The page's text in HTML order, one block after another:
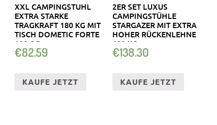
XXL CAMPINGSTUHL
EXTRA STARKE
TRAGKRAFT 180 KG MIT
TISCH DOMETIC FORTE
180 OR…
€82.59
KAUFE JETZT
2ER SET LUXUS
CAMPINGSTÜHLE
STARGAZER MIT EXTRA
HOHER RÜCKENLEHNE
120 KG
€138.30
KAUFE JETZT